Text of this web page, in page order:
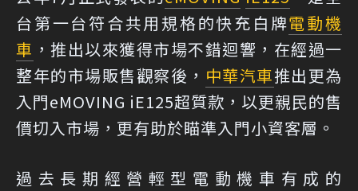
台第一台符合共用規格的快充白牌電動機
車 ，推出以來獲得市場不錯迴響，在經過一
整年的市場販售觀察後， 中華汽車推出更為
入門eMOVING iE125超質款，以更親民的售
價切入市場，更有助於瞄準入門小資客層。
過去長期經營輕型電動機車有成的